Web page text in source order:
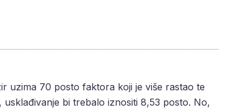
uzima 70 posto faktora koji je više rastao te
bi trebalo iznositi 8,53 posto. No,